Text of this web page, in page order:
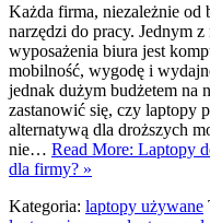
Każda firma, niezależnie od
narzędzi do pracy. Jednym
wyposażenia biura jest
mobilność, wygodę i
jednak dużym budżetem na
zastanowić się, czy laptopy
alternatywą dla droższych
nie… Read More: Laptopy
dla firmy? »
Kategoria: laptopy używane